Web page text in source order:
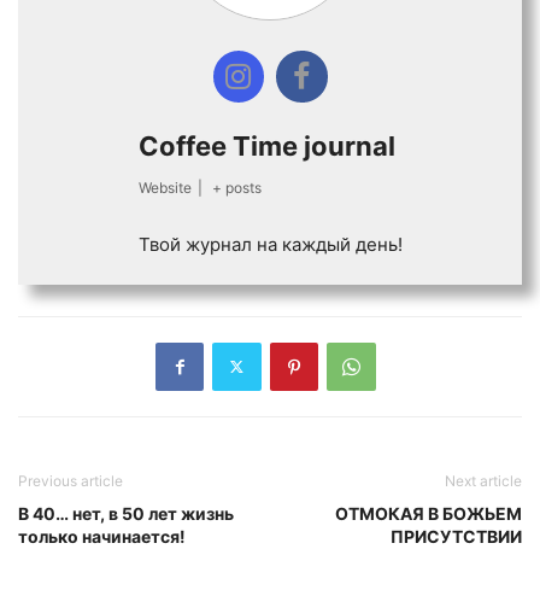
Coffee Time journal
Website + posts
Твой журнал на каждый день!
Previous article
В 40… нет, в 50 лет жизнь
только начинается!​
Next article
ОТМОКАЯ В БОЖЬЕМ
ПРИСУТСТВИИ